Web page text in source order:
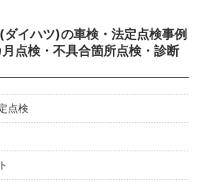
イハツ)の車検・法定点検事例
点検・不具合箇所点検・診断
点検